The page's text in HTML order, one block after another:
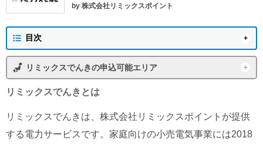
by 株式会社リミックスポイント
目次
特徴・メリット
リミックスでんきの申込可能エリア
東京電力エリア
北陸電力エリア 中国電力エリア
リミックスでんき とは
リミックスでんきは、株式会社リミックスポイントが提供
する電力サービスです。家庭向けの小売電気事業には2018